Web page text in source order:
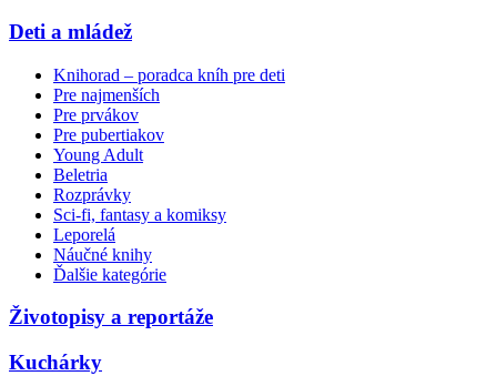
Deti a mládež
Knihorad – poradca kníh pre deti
Pre najmenších
Pre prvákov
Pre pubertiakov
Young Adult
Beletria
Rozprávky
Sci-fi, fantasy a komiksy
Leporelá
Náučné knihy
Ďalšie kategórie
Životopisy a reportáže
Kuchárky